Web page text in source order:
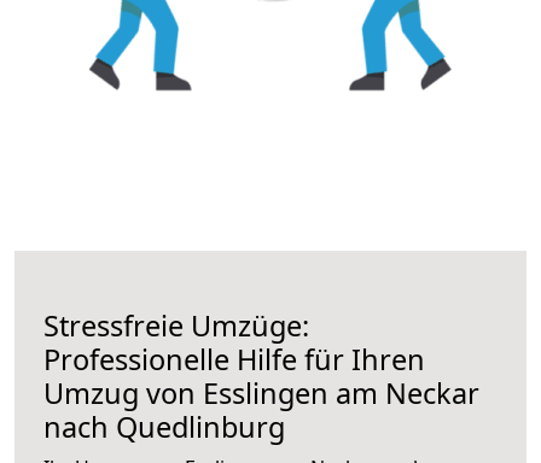
Stressfreie Umzüge:
Professionelle Hilfe für Ihren
Umzug von Esslingen am Neckar
nach Quedlinburg